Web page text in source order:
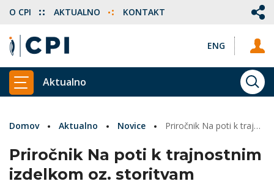
ENG
O CPI AKTUALNO KONTAKT
PRIKAŽI GLAVNI MENI
Aktualno
Domov Aktualno Novice Priročnik Na poti k trajnostnim izdelkom oz. storitvam
Priročnik Na poti k trajnostnim
izdelkom oz. storitvam